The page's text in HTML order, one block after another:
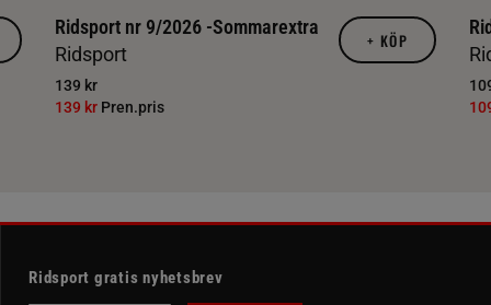
Ridsport nr 9/2026 -Sommarextra
Ridsport
139 kr
139 kr Pren.pris
+ KÖP
Ridsport gratis nyhetsbrev